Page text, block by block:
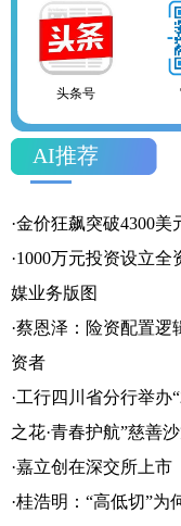
网易号
官方微信
AI推荐
·金价狂飙突破4300美
·1000万元投资设立
媒业务版图
·蔡恩泽：险资配置逻
资者
·工行四川省分行举
之花·青春护航”慈善
·嘉立创在深交所上市
·桂浩明：“高低切”为